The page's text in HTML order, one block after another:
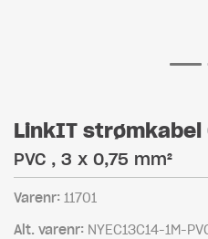
LinkIT strømkabel
PVC , 3 x 0,75 mm²
Varenr: 11701
Alt. varenr: NYEC13C14-1M-